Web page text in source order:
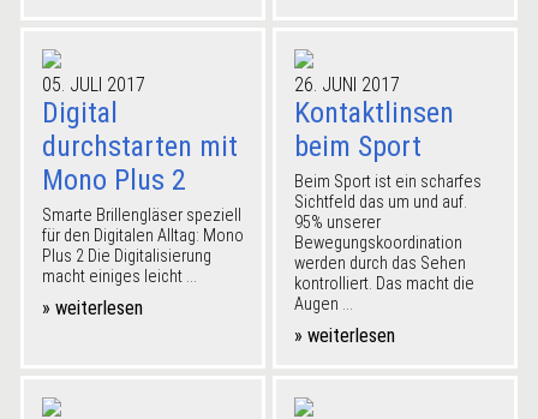
05. JULI 2017
Digital
durchstarten mit
Mono Plus 2
Smarte Brillengläser speziell
für den Digitalen Alltag: Mono
Plus 2 Die Digitalisierung
macht einiges leicht ...
» weiterlesen
26. JUNI 2017
Kontaktlinsen
beim Sport
Beim Sport ist ein scharfes
Sichtfeld das um und auf.
95% unserer
Bewegungskoordination
werden durch das Sehen
kontrolliert. Das macht die
Augen ...
» weiterlesen